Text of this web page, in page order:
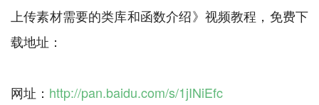
上传素材需要的类库和函数介绍》视频教程，免费下
载地址：
网址： http://pan.baidu.com/s/1jINiEfc